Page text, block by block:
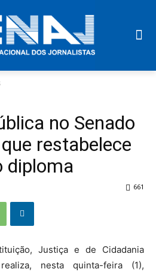
no Senado
restabelece
diploma
661
Justiça e de Cidadania
nesta quinta-feira (1),